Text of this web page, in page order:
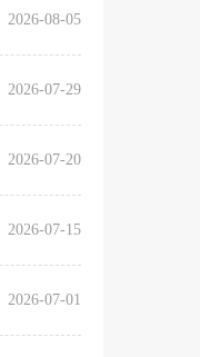
2026-08-05
2026-07-29
2026-07-20
2026-07-15
2026-07-01